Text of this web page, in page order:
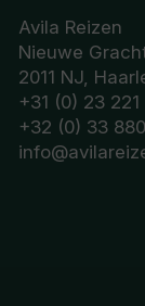
Avila Reizen
Nieuwe
2011 NJ,
+31 (0) 23
+32 (0) 33